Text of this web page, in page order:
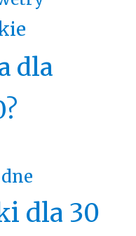
dla
dla 30